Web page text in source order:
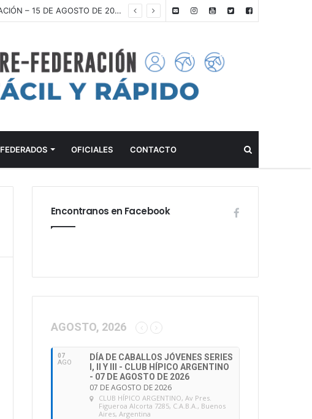
ANTEPROGRAMA: CONCURSO DE ADIESTRAMIENTO – CLUB ALEMÁN DE EQUITACIÓN – 15 DE AGOSTO DE 2026
FEDERADOS OFICIALES CONTACTO
Encontranos en Facebook
AGOSTO, 2026
07
AGO
DÍA DE CABALLOS JÓVENES SERIES
I, II Y III - CLUB HÍPICO ARGENTINO
- 07 DE AGOSTO DE 2026
07 DE AGOSTO DE 2026
CLUB HÍPICO ARGENTINO, Av Pres.
Figueroa Alcorta 7285, C.A.B.A., Buenos
Aires, Argentina